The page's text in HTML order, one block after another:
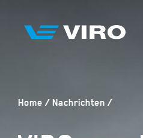
Home Nachrichten